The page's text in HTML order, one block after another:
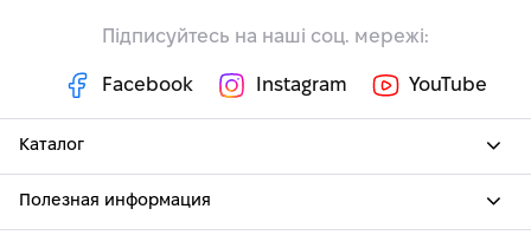
Підписуйтесь на наші соц. мережі:
Facebook Instagram YouTube
Каталог
Полезная информация